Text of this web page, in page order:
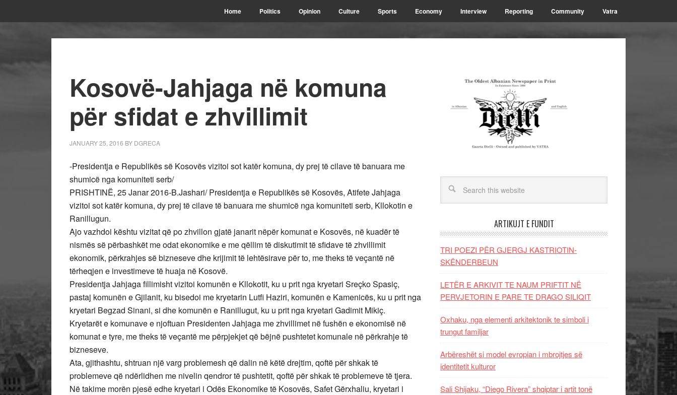
Home Politics Opinion Culture Sports Economy Interview Reporting Community Vatra
Kosovë-Jahjaga në komuna
për sfidat e zhvillimit
JANUARY 25, 2016 BY DGRECA
-Presidentja e Republikës së Kosovës vizitoi sot katër komuna, dy prej të cilave të banuara me
shumicë nga komuniteti serb/
PRISHTINË, 25 Janar 2016-B.Jashari/ Presidentja e Republikës së Kosovës, Atifete Jahjaga
vizitoi sot katër komuna, dy prej të cilave të banuara me shumicë nga komuniteti serb, Kllokotin e
Ranillugun.
Ajo vazhdoi kështu vizitat që po zhvillon gjatë janarit nëpër komunat e Kosovës, në kuadër të
nismës së përbashkët me odat ekonomike e me qëllim të diskutimit të sfidave të zhvillimit
ekonomik, përkrahjes së bizneseve dhe krijimit të lehtësirave për to, me theks të veçantë në
tërheqjen e investimeve të huaja në Kosovë.
Presidentja Jahjaga fillimisht vizitoi komunën e Kllokotit, ku u prit nga kryetari Sreçko Spasiç,
pastaj komunën e Gjilanit, ku bisedoi me kryetarin Lutfi Haziri, komunën e Kamenicës, ku u prit nga
kryetari Begzad Sinani, si dhe komunën e Ranillugut, ku u prit nga kryetari Gadimit Mikiç.
Kryetarët e komunave e njoftuan Presidenten Jahjaga me zhvillimet në fushën e ekonomisë në
komunat e tyre, me theks të veçantë me përpjekjet që bëjnë pushtetet komunale në përkrahje të
bizneseve.
Ata, gjithashtu, shtruan një varg problemesh që dalin në këtë drejtim, qoftë për shkak të
problemeve që ndërlidhen me nivelin qendror të pushtetit, qoftë për shkak të problemeve të tjera.
Në takime morën pjesë edhe kryetari i Odës Ekonomike të Kosovës, Safet Gërxhaliu, kryetari i
ARTIKUJT E FUNDIT
TRI POEZI PËR GJERGJ KASTRIOTIN-
SKËNDERBEUN
LETËR E ARKIVIT TE NAUM PRIFTIT NË
PERVJETORIN E PARE TE DRAGO SILIQIT
Oxhaku, nga elementi arkitektonik te simboli i
trungut familjar
Arbëreshët si model evropian i mbrojtjes së
identitetit kulturor
Sali Shijaku, “Diego Rivera” shqiptar i artit tonë